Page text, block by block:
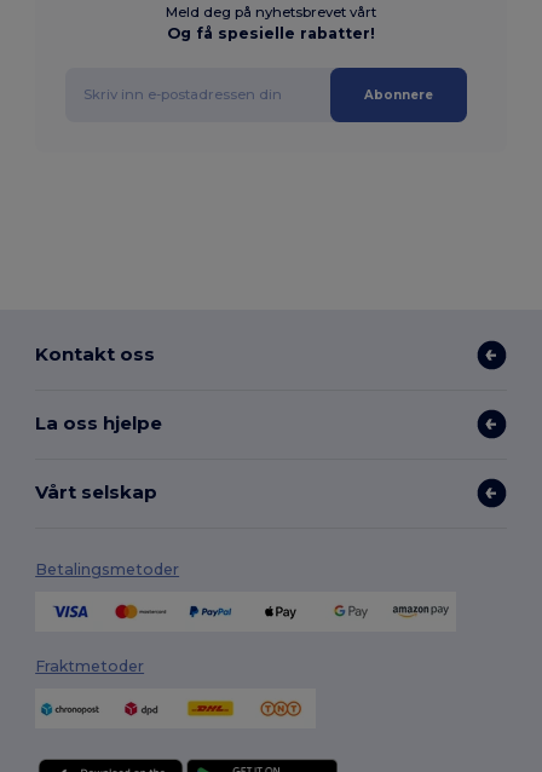
Meld deg på nyhetsbrevet vårt
Og få spesielle rabatter!
Abonnere
Kontakt oss
La oss hjelpe
Vårt selskap
Betalingsmetoder
Fraktmetoder